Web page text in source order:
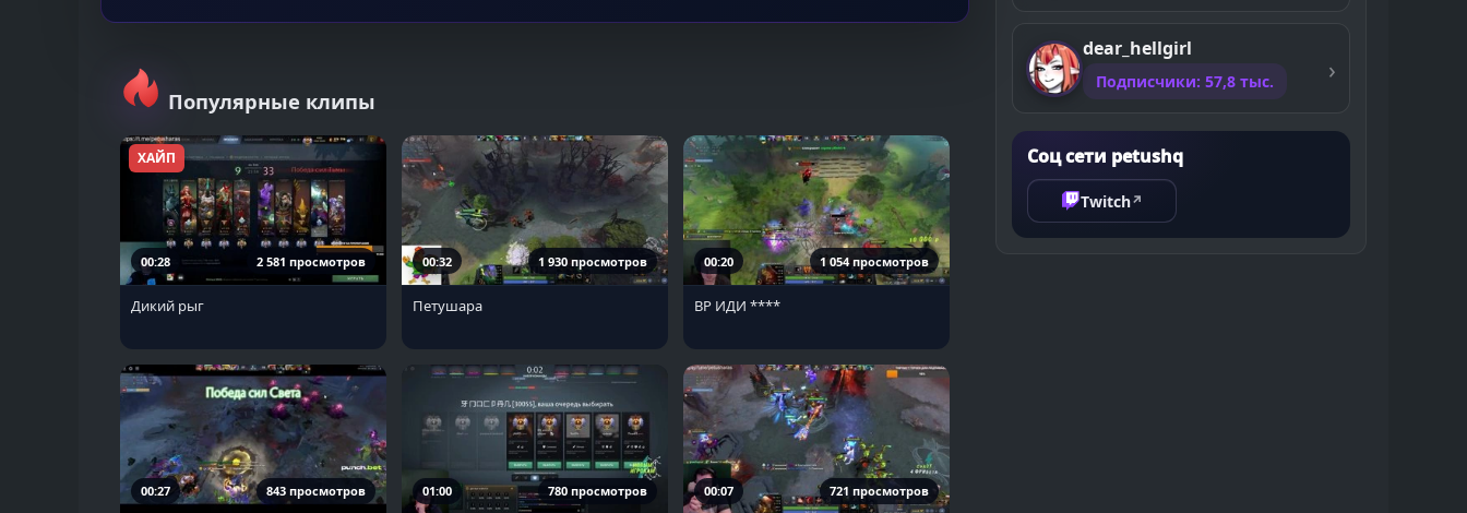
Популярные клипы
ХАЙП
00:28 2 581 просмотров
Дикий рыг
00:32 1 930 просмотров
Петушара
00:20 1 054 просмотров
ВР ИДИ ****
00:27 843 просмотров 01:00 780 просмотров 00:07 721 просмотров
dear_hellgirl
Подписчики: 57,8 тыс.
Соц сети petushq
Twitch↗